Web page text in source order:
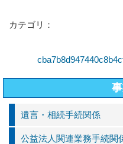
カテゴリ：
遺言・相続手続関係
公益法人関連業務手続関